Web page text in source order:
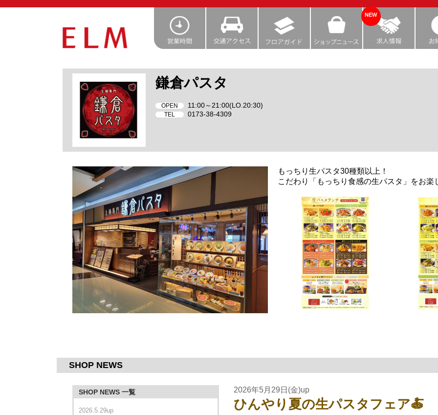
NEW
鎌倉パスタ
OPEN 11:00～21:00(LO.20:30)
TEL 0173-38-4309
もっちり生パスタ30種類以上！
こだわり「もっちり食感の生パスタ」をお楽
SHOP NEWS
SHOP NEWS 一覧
2026.5.29up
2026年5月29日(金)up
ひんやり夏の生パスタフェア🍝